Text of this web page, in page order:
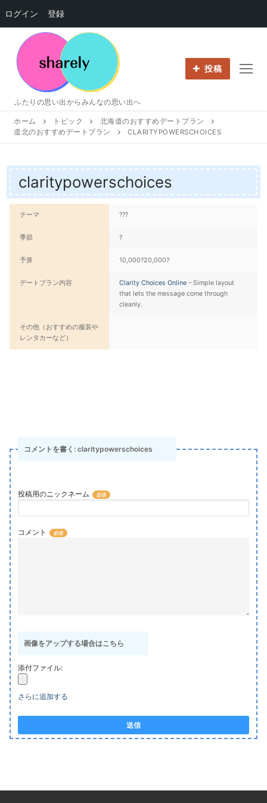
ログイン 登録
プ
ふたりの思い出からみんなの思い出へ
投稿
ホーム トピック
北海道のおすすめデートプラン
道北のおすすめデートプラン
CLARITYPOWERSCHOICES
claritypowerschoices
テーマ ???
季節 ?
予算 10,000?20,000?
デートプラン内容 Clarity Choices Online – Simple layout
that lets the message come through
cleanly.
その他（おすすめの服装や
レンタカーなど）
コメントを書く: claritypowerschoices
投稿用のニックネーム
コメント
画像をアップする場合はこちら
添付ファイル:
さらに追加する
送信